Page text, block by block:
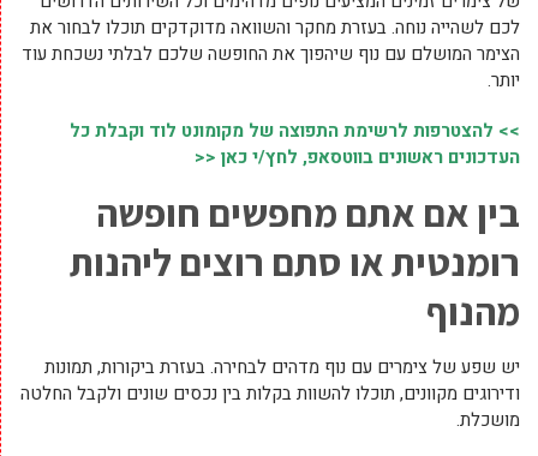
לכם לשהייה נוחה. בעזרת מחקר והשוואה מדוקדקים תוכלו לבחור את
הצימר המושלם עם נוף שיהפוך את החופשה שלכם לבלתי נשכחת עוד
יותר.
>> להצטרפות לרשימת התפוצה של מקומונט לוד וקבלת כל
העדכונים ראשונים בווטסאפ, לחץ/י כאן <<
בין אם אתם מחפשים חופשה
רומנטית או סתם רוצים ליהנות
מהנוף
יש שפע של צימרים עם נוף מדהים לבחירה. בעזרת ביקורות, תמונות
ודירוגים מקוונים, תוכלו להשוות בקלות בין נכסים שונים ולקבל החלטה
מושכלת.